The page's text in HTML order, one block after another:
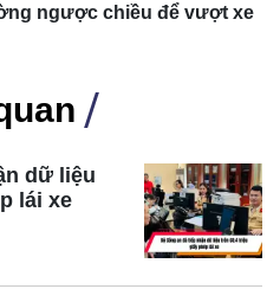
ngược chiều để vượt xe
dữ liệu
lái xe